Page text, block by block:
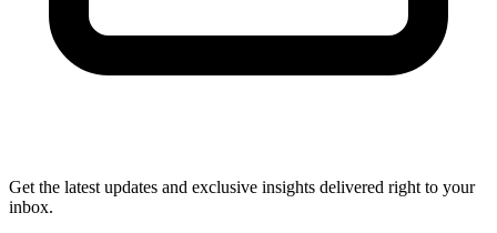
Get the latest updates and exclusive insights delivered right to your
inbox.